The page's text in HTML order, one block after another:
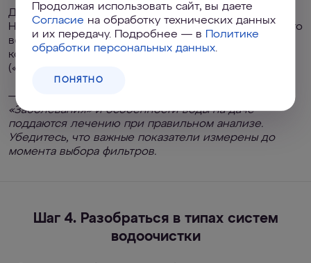
Дачника обычно ждет целый пакет примесей.
Например, в Ленинградской области наиболее часто
встречаются жесткость, растворенное и/или
коллоидное железо, марганец, гуминовые кислоты
(«торфяная вода») и сероводород.\
—
«Заболевания» и особенности воды на даче
поддаются лечению при правильном анализе.
Убедитесь, что важные показатели измерены до
момента выбора фильтров.
Шаг 4. Разобраться в типах систем
водоочистки
Продолжая использовать сайт, вы даете
Согласие на обработку технических данных
и их передачу. Подробнее — в
Политике
обработки персональных данных.
ПОНЯТНО